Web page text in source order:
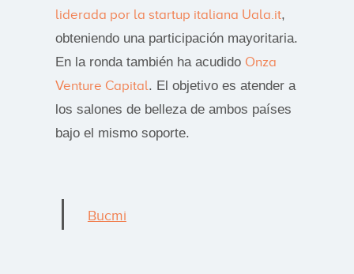
liderada por la startup italiana Uala.it,
obteniendo una participación mayoritaria.
En la ronda también ha acudido Onza
Venture Capital. El objetivo es atender a
los salones de belleza de ambos países
bajo el mismo soporte.
Bucmi